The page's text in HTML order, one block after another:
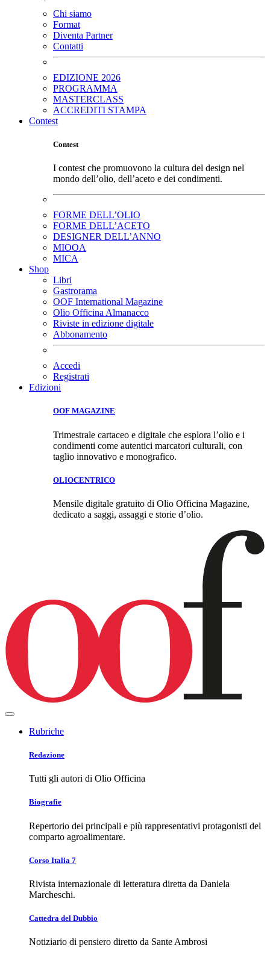
Chi siamo
Format
Diventa Partner
Contatti
EDIZIONE 2026
PROGRAMMA
MASTERCLASS
ACCREDITI STAMPA
Contest
Contest
I contest che promuovono la cultura del design nel
mondo dell’olio, dell’aceto e dei condimenti.
FORME DELL’OLIO
FORME DELL’ACETO
DESIGNER DELL’ANNO
MIOOA
MICA
Shop
Libri
Gastrorama
OOF International Magazine
Olio Officina Almanacco
Riviste in edizione digitale
Abbonamento
Accedi
Registrati
Edizioni
OOF MAGAZINE
Trimestrale cartaceo e digitale che esplora l’olio e i
condimenti come autentici marcatori culturali, con
taglio innovativo e monografico.
OLIOCENTRICO
Mensile digitale gratuito di Olio Officina Magazine,
dedicato a saggi, assaggi e storie d’olio.
Rubriche
Redazione
Tutti gli autori di Olio Officina
Biografie
Repertorio dei principali e più rappresentativi protagonisti del
comparto agroalimentare.
Corso Italia 7
Rivista internazionale di letteratura diretta da Daniela
Marcheschi.
Cattedra del Dubbio
Notiziario di pensiero diretto da Sante Ambrosi